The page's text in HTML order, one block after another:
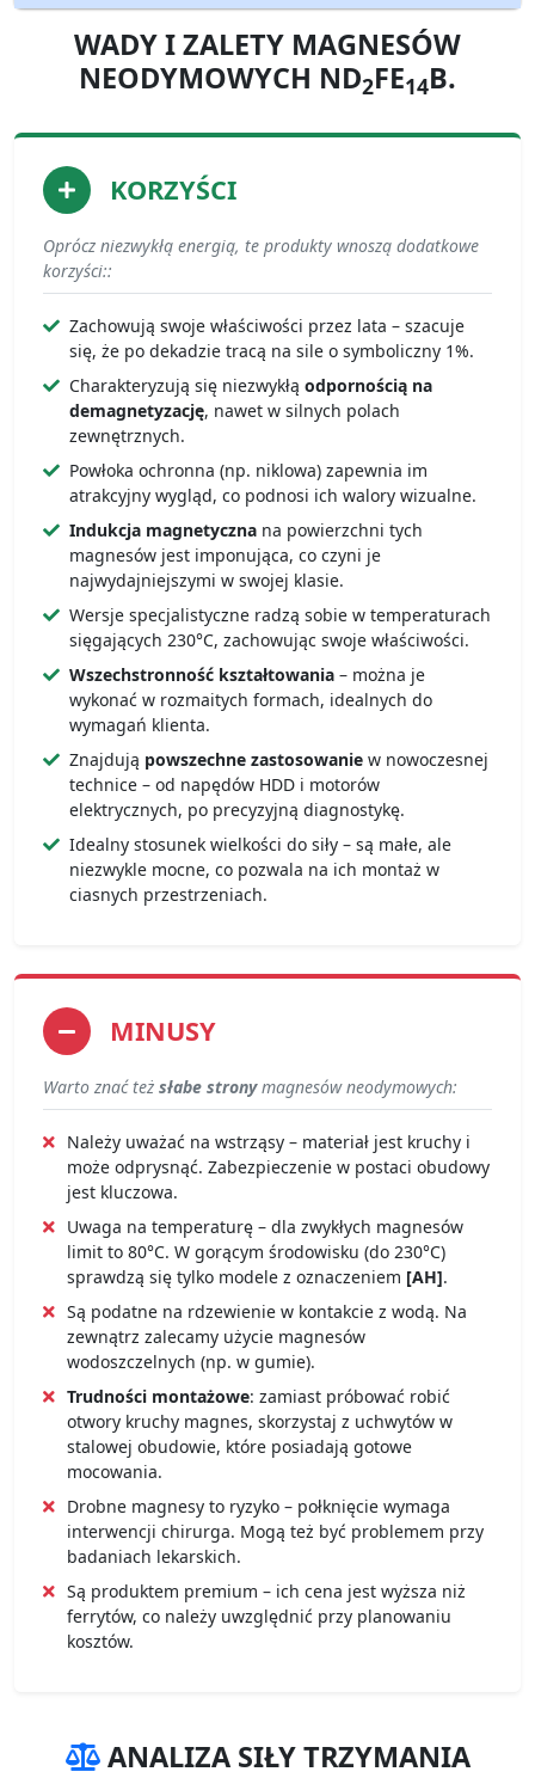
WADY I ZALETY MAGNESÓW
NEODYMOWYCH ND2FE14B.
KORZYŚCI
Oprócz niezwykłą energią, te produkty wnoszą dodatkowe
korzyści::
Zachowują swoje właściwości przez lata – szacuje
się, że po dekadzie tracą na sile o symboliczny 1%.
Charakteryzują się niezwykłą odpornością na
demagnetyzację, nawet w silnych polach
zewnętrznych.
Powłoka ochronna (np. niklowa) zapewnia im
atrakcyjny wygląd, co podnosi ich walory wizualne.
Indukcja magnetyczna na powierzchni tych
magnesów jest imponująca, co czyni je
najwydajniejszymi w swojej klasie.
Wersje specjalistyczne radzą sobie w temperaturach
sięgających 230°C, zachowując swoje właściwości.
Wszechstronność kształtowania – można je
wykonać w rozmaitych formach, idealnych do
wymagań klienta.
Znajdują powszechne zastosowanie w nowoczesnej
technice – od napędów HDD i motorów
elektrycznych, po precyzyjną diagnostykę.
Idealny stosunek wielkości do siły – są małe, ale
niezwykle mocne, co pozwala na ich montaż w
ciasnych przestrzeniach.
MINUSY
Warto znać też słabe stronymagnesów neodymowych:
Należy uważać na wstrząsy – materiał jest kruchy i
może odprysnąć. Zabezpieczenie w postaci obudowy
jest kluczowa.
Uwaga na temperaturę – dla zwykłych magnesów
limit to 80°C. W gorącym środowisku (do 230°C)
sprawdzą się tylko modele z oznaczeniem [AH].
Są podatne na rdzewienie w kontakcie z wodą. Na
zewnątrz zalecamy użycie magnesów
wodoszczelnych (np. w gumie).
Trudności montażowe: zamiast próbować robić
otwory kruchy magnes, skorzystaj z uchwytów w
stalowej obudowie, które posiadają gotowe
mocowania.
Drobne magnesy to ryzyko – połknięcie wymaga
interwencji chirurga. Mogą też być problemem przy
badaniach lekarskich.
Są produktem premium – ich cena jest wyższa niż
ferrytów, co należy uwzględnić przy planowaniu
kosztów.
ANALIZA SIŁY TRZYMANIA